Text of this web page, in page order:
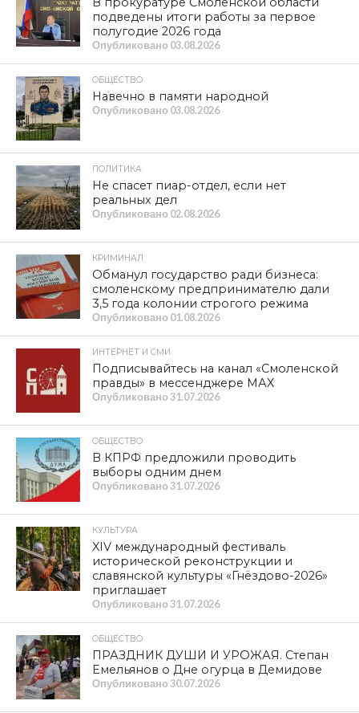
действительности безработица уже появилась и на
«Россельмаше», и на Кировском заводе, и во многих
других отраслях. Людей отправили в отпуска на месяц
раньше и сократили рабочую неделю до четырёх дней.
У «Единой России» всё в порядке, а у нас полстраны
живёт на 25–30 тысяч рублей. У единороссов всё
хорошо, а в это время наша страна теряет по 500 тысяч
человек ежегодно и продолжает вымирать ударными
темпами.
Меня поражает, что на этом фоне они выпускают
дестабилизирующие ситуацию внутри страны.
Главное достижение Путина — это стабильность в
стране и выработка новых курсов, но новый курс
должен подтверждаться конкретными действиями
министров и служб и т.д.
Возьмите любое направление сейчас — оно идёт
против нашей победы. Кто упразднил местные советы?
Кто теперь будет помогать тем, кому тяжело, в том
числе детям, потерявшим родителей на войне? Из
администрации президента кто-то придёт? Нет.
Я просил восстановить Советы, которые были «внизу».
Президент возмущается, но «Единая Россия» ничего
не делает. Каким образом вы собираетесь сплачивать
общество?
Один выкатывает «Мумию» на канале «Спас», а другого
сутками рекламируют в хронике «новой революции».
Сам образ Ленина, отданный актёру, который вчера
играл Яшку Япончика, — это оскорбление для всего
советского поколения. Те, кто занимается этим сейчас,
— подстрекатели беспорядков в стране. Мы
обратились в «Единую Россию» с просьбой